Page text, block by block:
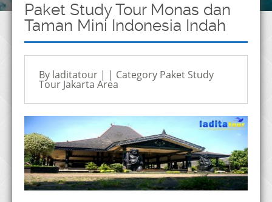
Paket Study Tour Monas dan
Taman Mini Indonesia Indah
By laditatour | | Category Paket Study
Tour Jakarta Area